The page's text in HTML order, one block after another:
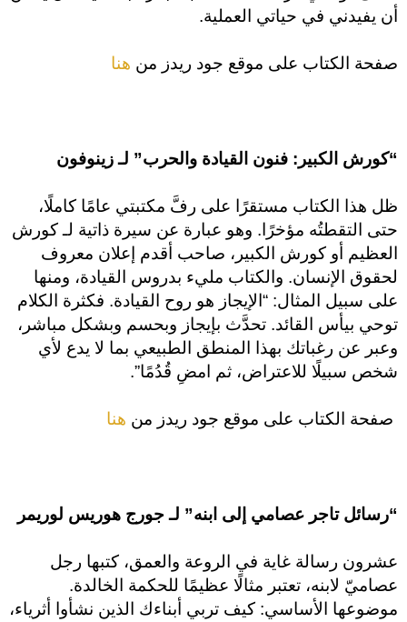
أن يفيدني في حياتي العملية.
صفحة الكتاب على موقع جود ريدز من هنا
“كورش الكبير: فنون القيادة والحرب” لـ زينوفون
ظل هذا الكتاب مستقرًا على رفَّ مكتبتي عامًا كاملًا،
حتى التقطتُه مؤخرًا. وهو عبارة عن سيرة ذاتية لـ كورش
العظيم أو كورش الكبير، صاحب أقدم إعلان معروف
لحقوق الإنسان. والكتاب مليء بدروس القيادة، ومنها
على سبيل المثال: “الإيجاز هو روح القيادة. فكثرة الكلام
توحي بيأس القائد. تحدَّث بإيجاز وبحسم وبشكل مباشر،
وعبر عن رغباتك بهذا المنطق الطبيعي بما لا يدع لأي
شخص سبيلًا للاعتراض، ثم امضِ قُدُمًا”.
صفحة الكتاب على موقع جود ريدز من هنا
“رسائل تاجر عصامي إلى ابنه” لـ جورج هوريس لوريمر
عشرون رسالة غاية في الروعة والعمق، كتبها رجل
عصاميّ لابنه، تعتبر مثالًا عظيمًا للحكمة الخالدة.
موضوعها الأساسي: كيف تربي أبناءك الذين نشأوا أثرياء،